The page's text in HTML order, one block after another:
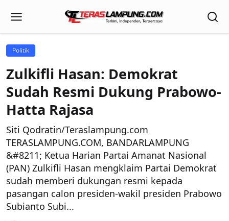
Politik
Zulkifli Hasan: Demokrat
Sudah Resmi Dukung Prabowo-
Hatta Rajasa
Siti Qodratin/Teraslampung.com
TERASLAMPUNG.COM, BANDARLAMPUNG
&#8211; Ketua Harian Partai Amanat Nasional
(PAN) Zulkifli Hasan mengklaim Partai Demokrat
sudah memberi dukungan resmi kepada
pasangan calon presiden-wakil presiden Prabowo
Subianto Subi...